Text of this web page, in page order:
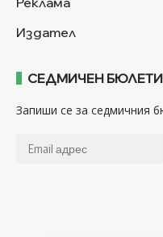
Издател
СЕДМИЧЕН
Запиши се за седмичния